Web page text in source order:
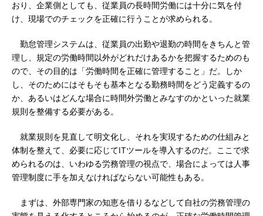
おり、企業側としても、従業員の長時間労働には十分に気を付
け、現場でのチェックを正確に行うことが求められる。
勤怠管理システムは、従業員の出勤や退勤の時間をきちんと管
理し、規定の労働時間以外がどれだけあるかを把握するためのも
ので、その目的は「労働時間を正確に管理すること」だ。しか
し、そのためにはそもそも基本となる勤務時間をどう定義するの
か、あるいはどんな場合に時間外労働とみなすのかといった就業
規則を整備する必要がある。
就業規則を見直して明文化し、それを実現するための仕組みと
体制を整えて、必要に応じてITツールを導入するのだ。ここで求
められるのは、いわゆる労務管理の視点で、場合によっては人事
管理制度に手を加えなければならない可能性もある。
まずは、外部専門家の知恵を借りるなどして自社の労務管理の